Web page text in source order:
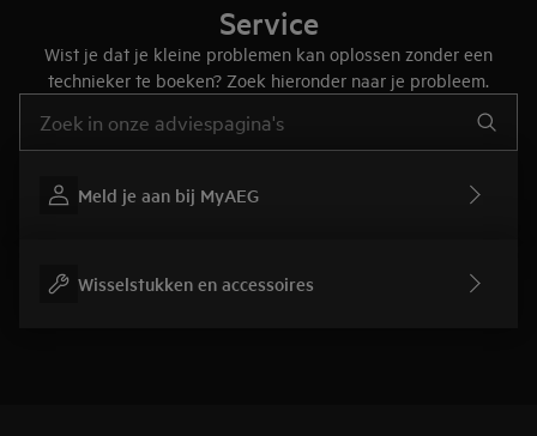
Service
Wist je dat je kleine problemen kan oplossen zonder een
technieker te boeken? Zoek hieronder naar je probleem.
Meld je aan bij MyAEG
Wisselstukken en accessoires